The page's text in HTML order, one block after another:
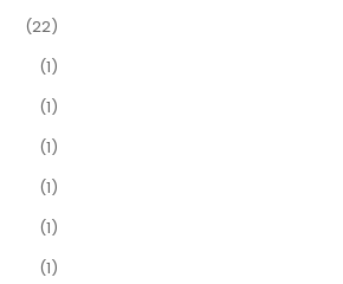
(22)
(1)
(1)
(1)
(1)
(1)
(1)